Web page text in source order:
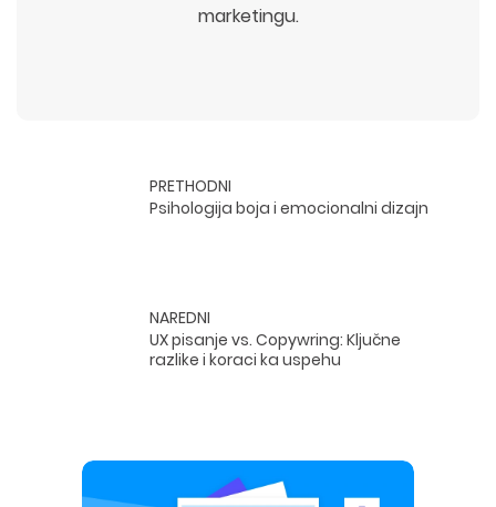
marketingu.
PRETHODNI
Psihologija boja i emocionalni dizajn
NAREDNI
UX pisanje vs. Copywring: Ključne
razlike i koraci ka uspehu